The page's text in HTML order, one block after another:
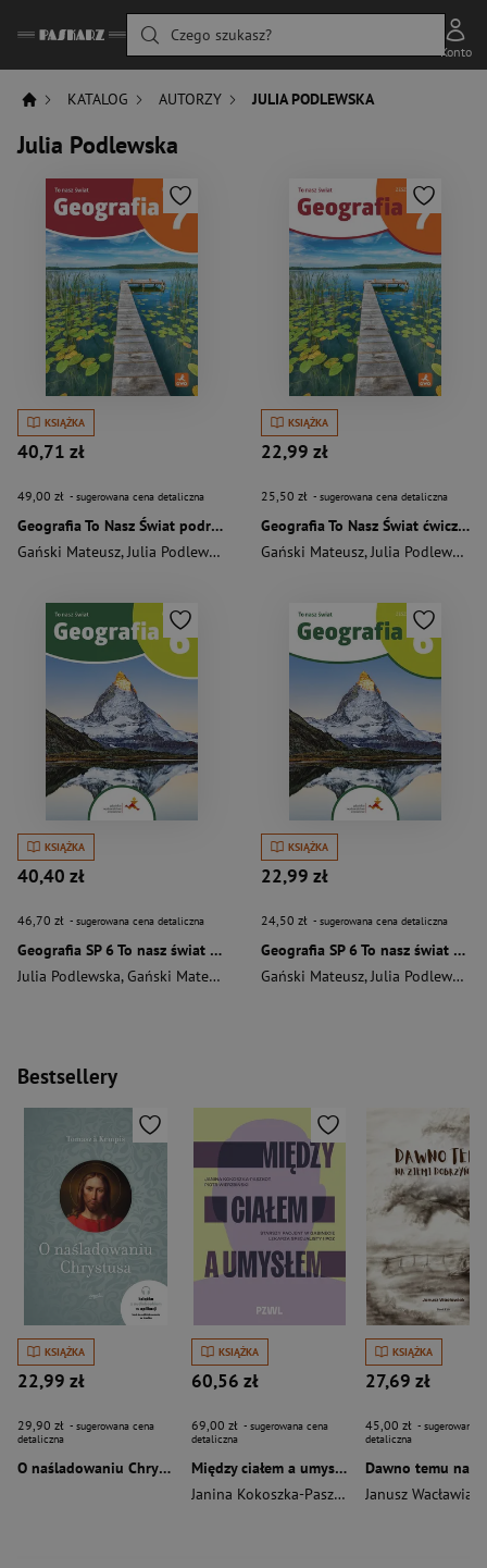
Czego szukasz?
Konto
KATALOG AUTORZY JULIA PODLEWSKA
Julia Podlewska
KSIĄŻKA
40,71 zł
49,00 zł - sugerowana cena detaliczna
Geografia To Nasz Świat podręcznik dla kalsy 7 szkoła podstawowa EDYCJA 2026
Gański Mateusz,Julia Podlewska Joanna Jasińska
KSIĄŻKA
22,99 zł
25,50 zł - sugerowana cena detaliczna
Geografia To Nasz Świat ćwiczenia dla kalsy 7 szkoła podstawowa EDYCJA 2026
Gański Mateusz,Julia Podlewska
KSIĄŻKA
40,40 zł
46,70 zł - sugerowana cena detaliczna
Geografia SP 6 To nasz świat podręcznik
Julia Podlewska,Gański Mateusz
KSIĄŻKA
22,99 zł
24,50 zł - sugerowana cena detaliczna
Geografia SP 6 To nasz świat ćwiczenia
Gański Mateusz,Julia Podlewska
Bestsellery
KSIĄŻKA
22,99 zł
29,90 zł - sugerowana cena
detaliczna
O naśladowaniu Chrystusa wyd. 2026
KSIĄŻKA
60,56 zł
69,00 zł - sugerowana cena
detaliczna
Między ciałem a umysłem
Janina Kokoszka-Paszkot
Piotr Wierzbiński
KSIĄŻKA
27,69 zł
45,00 zł - sugerowana
detaliczna
Janusz Wacławiak